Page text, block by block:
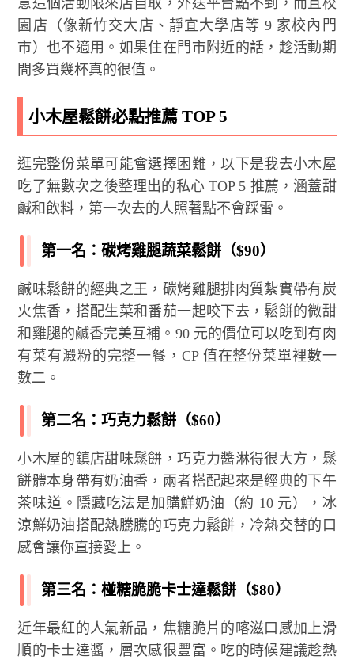
意這個活動限來店自取，外送平台點不到，而且校
園店（像新竹交大店、靜宜大學店等 9 家校內門
市）也不適用。如果住在門市附近的話，趁活動期
間多買幾杯真的很值。
小木屋鬆餅必點推薦 TOP 5
逛完整份菜單可能會選擇困難，以下是我去小木屋
吃了無數次之後整理出的私心 TOP 5 推薦，涵蓋甜
鹹和飲料，第一次去的人照著點不會踩雷。
第一名：碳烤雞腿蔬菜鬆餅（$90）
鹹味鬆餅的經典之王，碳烤雞腿排肉質紮實帶有炭
火焦香，搭配生菜和番茄一起咬下去，鬆餅的微甜
和雞腿的鹹香完美互補。90 元的價位可以吃到有肉
有菜有澱粉的完整一餐，CP 值在整份菜單裡數一
數二。
第二名：巧克力鬆餅（$60）
小木屋的鎮店甜味鬆餅，巧克力醬淋得很大方，鬆
餅體本身帶有奶油香，兩者搭配起來是經典的下午
茶味道。隱藏吃法是加購鮮奶油（約 10 元），冰
涼鮮奶油搭配熱騰騰的巧克力鬆餅，冷熱交替的口
感會讓你直接愛上。
第三名：椪糖脆脆卡士達鬆餅（$80）
近年最紅的人氣新品，焦糖脆片的喀滋口感加上滑
順的卡士達醬，層次感很豐富。吃的時候建議趁熱